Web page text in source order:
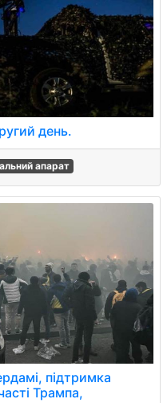
день.
апарат
підтримка
Трампа,